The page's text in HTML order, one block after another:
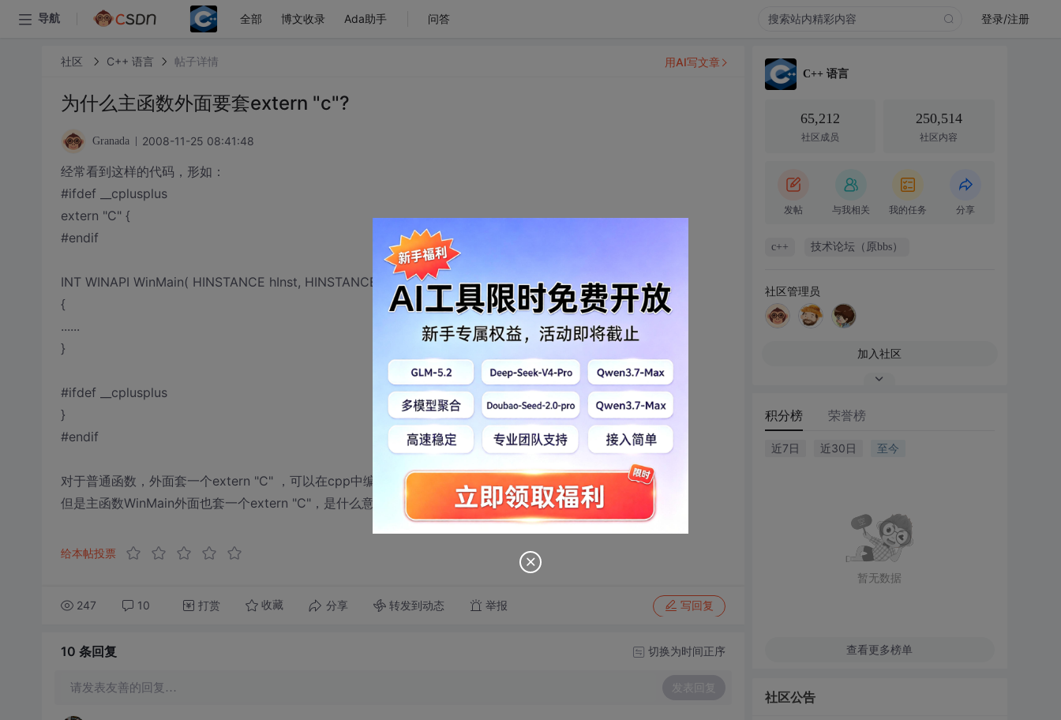
导航 全部 博文收录 Ada助手 问答 登录/注册
社区 C++ 语言 帖子详情
为什么主函数外面要套extern "c"?
Granada 2008-11-25 08:41:48
经常看到这样的代码，形如：
#ifdef __cplusplus
extern "C" {
#endif
INT WINAPI WinMain( HINSTANCE hInst, HINSTANCE, LPSTR strCmdLine, INT )
{
......
}
#ifdef __cplusplus
}
#endif
对于普通函数，外面套一个extern "C" ，可以在cpp中编译成为能在c中被调用的函数。
但是主函数WinMain外面也套一个extern "C"，是什么意思？难道还有其他函数会在c中调用主函数WinMain？
给本帖投票
247 10 打赏 收藏 分享 转发到动态 举报 写回复
用AI写文章
10 条回复 切换为时间正序
请发表友善的回复… 发表回复
C++ 语言
65,212
社区成员
250,514
社区内容
发帖 与我相关 我的任务 分享
c++ 技术论坛（原bbs）
社区管理员
加入社区
积分榜 荣誉榜
近7日 近30日 至今
暂无数据
查看更多榜单
社区公告